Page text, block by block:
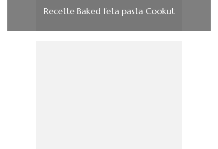
Recette Baked feta pasta Cookut